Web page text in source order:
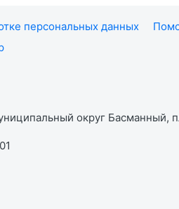
персональных данных
округ Басманный,